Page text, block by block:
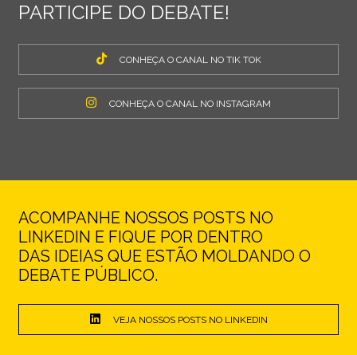
PARTICIPE DO DEBATE!
CONHEÇA O CANAL NO TIK TOK
CONHEÇA O CANAL NO INSTAGRAM
ACOMPANHE NOSSOS POSTS NO
LINKEDIN E FIQUE POR DENTRO
DAS IDEIAS QUE ESTÃO MOLDANDO O
DEBATE PÚBLICO.
VEJA NOSSOS POSTS NO LINKEDIN